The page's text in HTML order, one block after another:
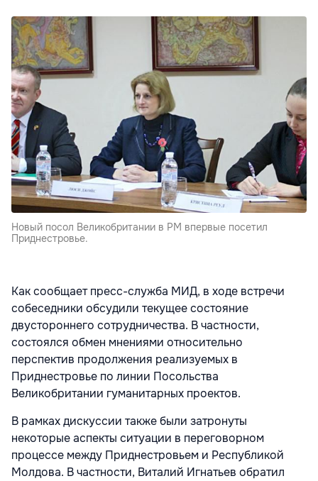
Новый посол Великобритании в РМ впервые посетил
Приднестровье.
Как сообщает пресс-служба МИД, в ходе встречи
собеседники обсудили текущее состояние
двустороннего сотрудничества. В частности,
состоялся обмен мнениями относительно
перспектив продолжения реализуемых в
Приднестровье по линии Посольства
Великобритании гуманитарных проектов.
В рамках дискуссии также были затронуты
некоторые аспекты ситуации в переговорном
процессе между Приднестровьем и Республикой
Молдова. В частности, Виталий Игнатьев обратил